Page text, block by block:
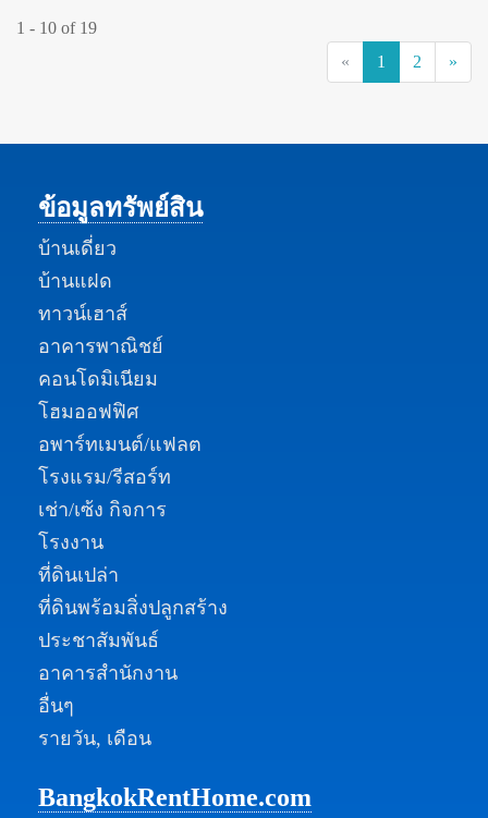
1 - 10 of 19
«
1 (current)
2 »
ข้อมูลทรัพย์สิน
บ้านเดี่ยว
บ้านแฝด
ทาวน์เฮาส์
อาคารพาณิชย์
คอนโดมิเนียม
โฮมออฟฟิศ
อพาร์ทเมนต์/แฟลต
โรงแรม/รีสอร์ท
เช่า/เซ้ง กิจการ
โรงงาน
ที่ดินเปล่า
ที่ดินพร้อมสิ่งปลูกสร้าง
ประชาสัมพันธ์
อาคารสำนักงาน
อื่นๆ
รายวัน, เดือน
BangkokRentHome.com